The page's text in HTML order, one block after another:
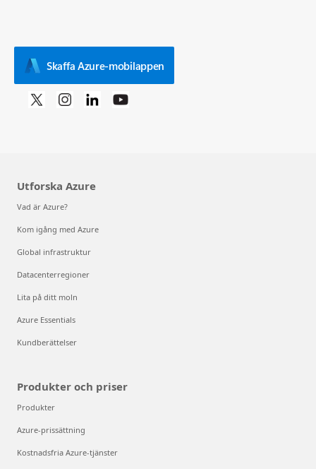
Skaffa Azure-mobilappen
Utforska Azure
Vad är Azure?
Kom igång med Azure
Global infrastruktur
Datacenterregioner
Lita på ditt moln
Azure Essentials
Kundberättelser
Produkter och priser
Produkter
Azure-prissättning
Kostnadsfria Azure-tjänster